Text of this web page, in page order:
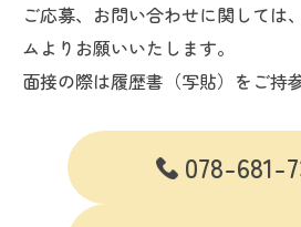
ご応募、お問い合わせに関しては
ムよりお願いいたします。
面接の際は履歴書（写貼）をご持
078-681-